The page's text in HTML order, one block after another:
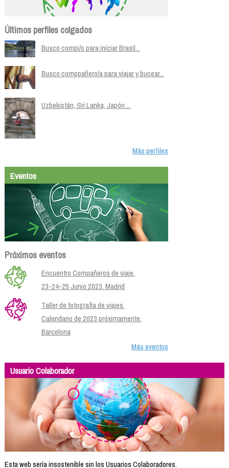
Últimos perfiles colgados
Busco compi/s para iniciar Brasil...
Busco comppañero/a para viajar y bucear...
Uzbekistán, Sri Lanka, Japón ...
Más perfiles
Eventos
Próximos eventos
Encuentro Compañeros de viaje.
23-24-25 Junio 2023. Madrid
Taller de fotografía de viajes.
Calendario de 2023 próximamente.
Barcelona
Más eventos
Usuario Colaborador
Esta web sería insostenible sin los Usuarios Colaboradores.